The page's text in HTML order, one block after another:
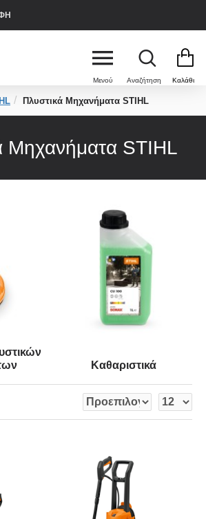
Πλυστικά Μηχανήματα STIHL
Μηχανήματα STIHL
Καθαριστικά